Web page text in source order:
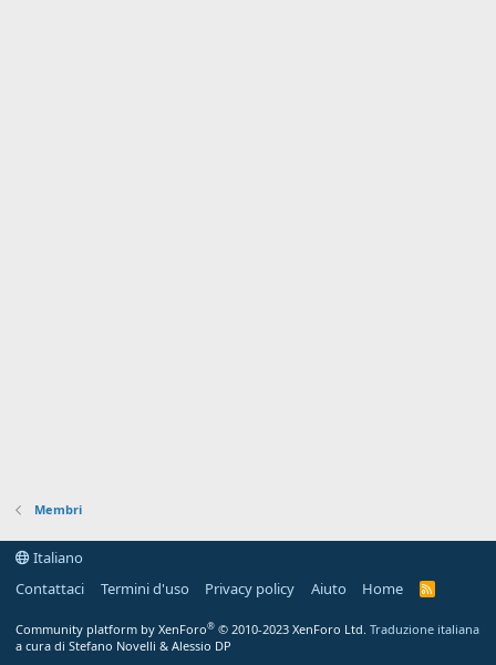
Membri
Italiano
Contattaci
Termini d'uso Privacy policy Aiuto Home
R
Community platform by XenForo® © 2010-2023 XenForo Ltd. Traduzione italiana
a cura di Stefano Novelli & Alessio DP